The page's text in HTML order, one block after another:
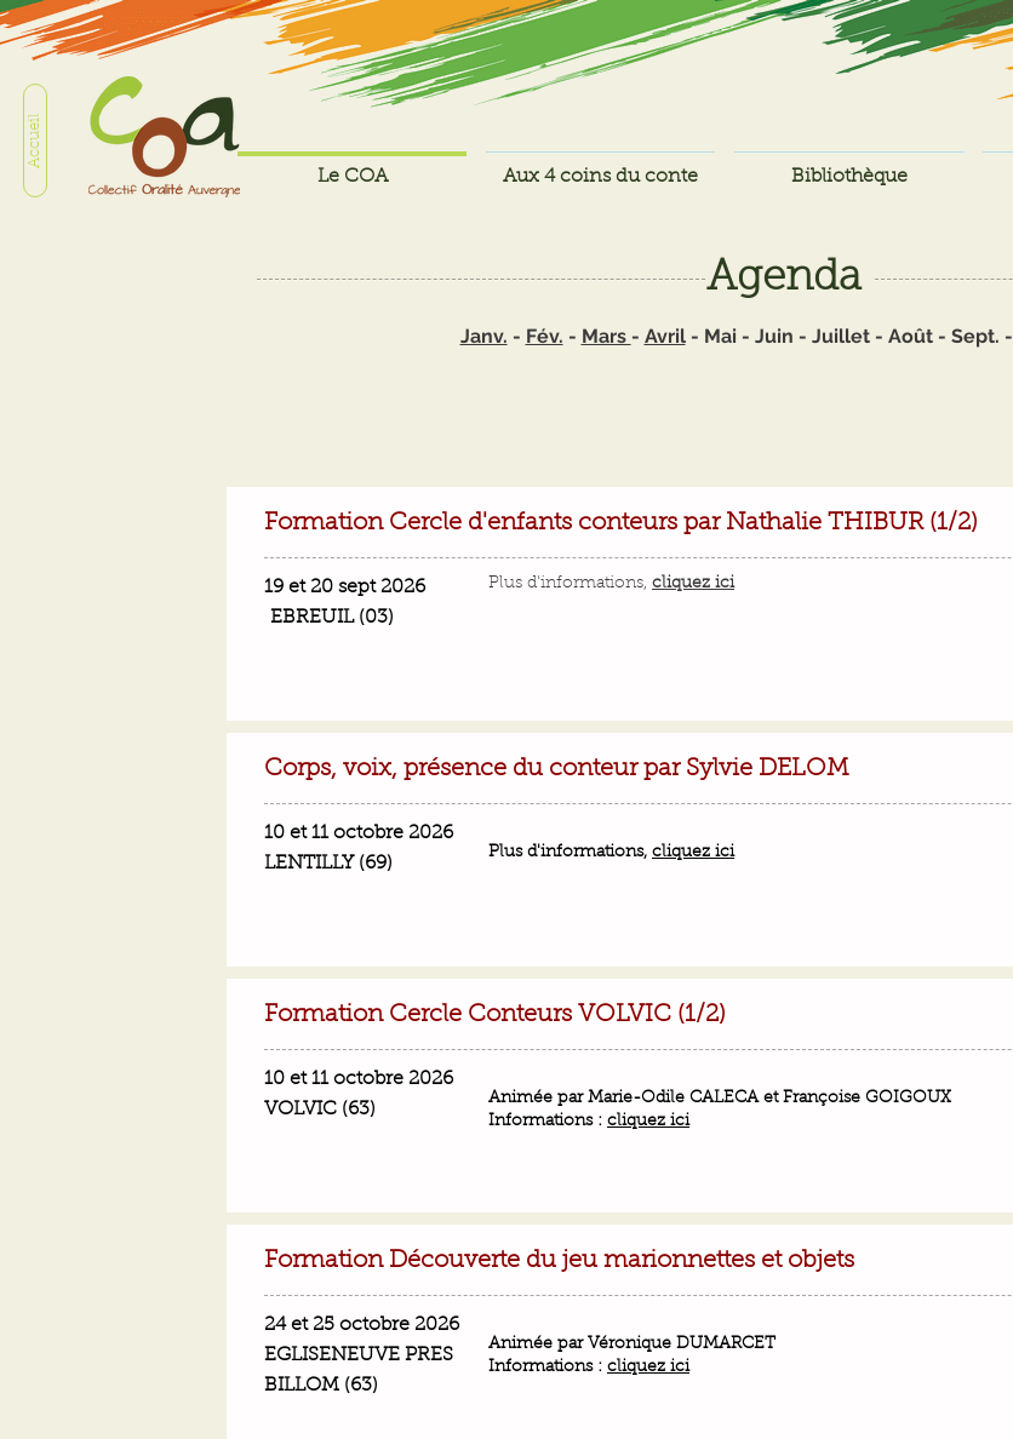
Accueil
Le COA Aux 4 coins du conte Bibliothèque
Agenda
Janv. - Fév. - Mars - Avril- Mai - Juin - Juillet - Août - Sept. -
Formation Cercle d'enfants conteurs par Nathalie THIBUR (1/2)
19 et 20 sept 2026
EBREUIL (03)
Plus d'informations, cliquez ici
Corps, voix, présence du conteur par Sylvie DELOM
10 et 11 octobre 2026
LENTILLY (69)
Plus d'informations, cliquez ici
Formation Cercle Conteurs VOLVIC (1/2)
10 et 11 octobre 2026
VOLVIC (63)
Animée par Marie-Odile CALECA et Françoise GOIGOUX
Informations : cliquez ici
Formation Découverte du jeu marionnettes et objets
24 et 25 octobre 2026
EGLISENEUVE PRES
BILLOM (63)
Animée par Véronique DUMARCET
Informations : cliquez ici